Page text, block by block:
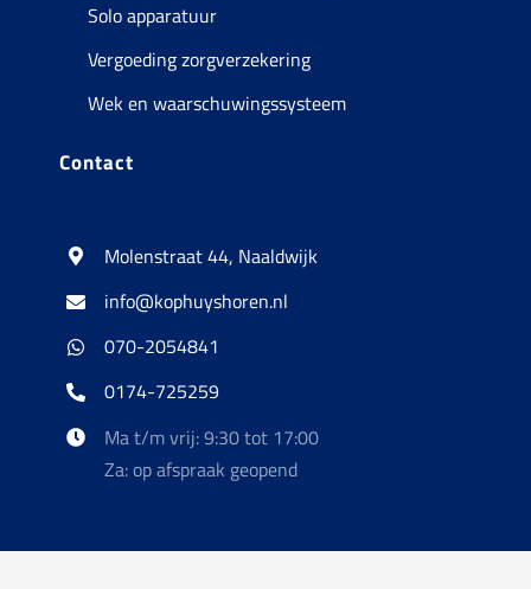
Solo apparatuur
Vergoeding zorgverzekering
Wek en waarschuwingssysteem
Contact
Molenstraat 44, Naaldwijk
info@kophuyshoren.nl
070-2054841
0174-725259
Ma t/m vrij: 9:30 tot 17:00
Za: op afspraak geopend